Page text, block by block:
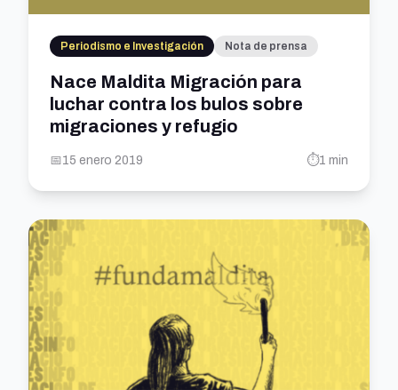
Periodismo e Investigación Nota de prensa
Nace Maldita Migración para
luchar contra los bulos sobre
migraciones y refugio
📅15 enero 2019 ⏱️1 min